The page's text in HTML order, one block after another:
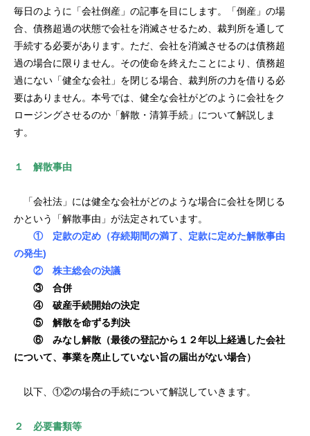
毎日のように「会社倒産」の記事を目にします。「倒産」の場
合、債務超過の状態で会社を消滅させるため、裁判所を通して
手続する必要があります。ただ、会社を消滅させるのは債務超
過の場合に限りません。その使命を終えたことにより、債務超
過にない「健全な会社」を閉じる場合、裁判所の力を借りる必
要はありません。本号では、健全な会社がどのように会社をク
ロージングさせるのか「解散・清算手続」について解説しま
す。
１ 解散事由
「会社法」には健全な会社がどのような場合に会社を閉じる
かという「解散事由」が法定されています。
① 定款の定め（存続期間の満了、定款に定めた解散事由
の発生)
② 株主総会の決議
③ 合併
④ 破産手続開始の決定
⑤ 解散を命ずる判決
⑥ みなし解散（最後の登記から１２年以上経過した会社
について、事業を廃止していない旨の届出がない場合）
以下、①②の場合の手続について解説していきます。
２ 必要書類等